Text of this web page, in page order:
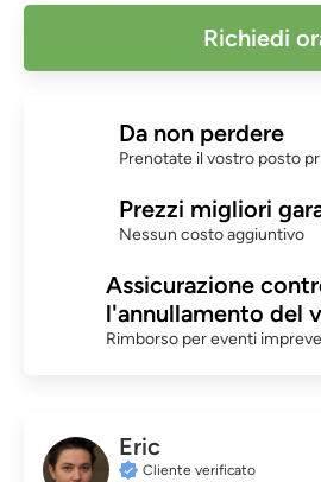
Richiedi
Da non perdere
Prenotate il vostro posto
Prezzi migliori
Nessun costo aggiuntivo
Assicurazione
l'annullamento del
Rimborso per eventi
Eric
Cliente verificato